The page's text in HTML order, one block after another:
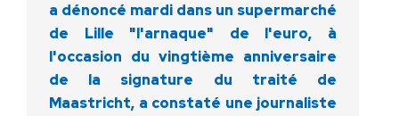
a dénoncé mardi dans un supermarché
de Lille "l'arnaque" de l'euro, à
l'occasion du vingtième anniversaire
de la signature du traité de
Maastricht, a constaté une journaliste